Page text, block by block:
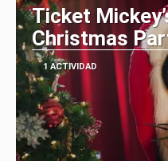
Ticket
Christmas
1 ACTIVIDAD